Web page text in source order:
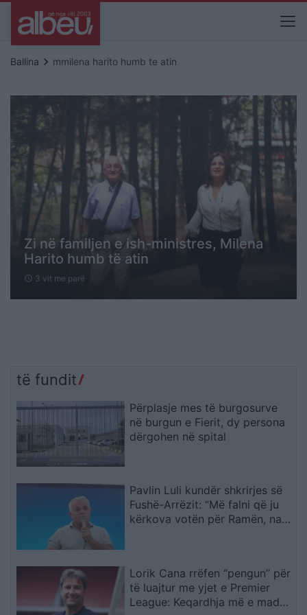
Ballina keyboard_arrow_right mmilena harito humb te atin
Zi në familjen e ish-ministres, Milena
Harito humb të atin
schedule 3 vit me parë
të fundit
Përplasje mes të burgosurve
në burgun e Fierit, dy persona
dërgohen në spital
Pavlin Luli kundër shkrirjes së
Fushë-Arrëzit: “Më falni që ju
kërkova votën për Ramën, na
Lorik Cana rrëfen “pengun” për
të luajtur me yjet e Premier
League: Keqardhja më e madhe